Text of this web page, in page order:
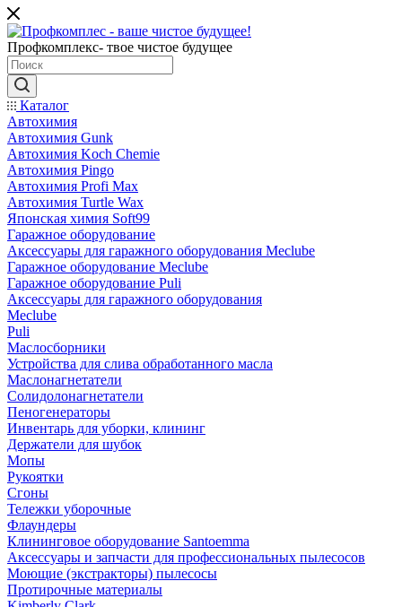
Профкомплекс- твое чистое будущее
Каталог
Автохимия
Автохимия Gunk
Автохимия Koch Chemie
Автохимия Pingo
Автохимия Profi Max
Автохимия Turtle Wax
Японская химия Soft99
Гаражное оборудование
Аксессуары для гаражного оборудования Meclube
Гаражное оборудование Meclube
Гаражное оборудование Puli
Аксессуары для гаражного оборудования
Meclube
Puli
Маслосборники
Устройства для слива обработанного масла
Маслонагнетатели
Солидолонагнетатели
Пеногенераторы
Инвентарь для уборки, клининг
Держатели для шубок
Мопы
Рукоятки
Сгоны
Тележки уборочные
Флаундеры
Клининговое оборудование Santoemma
Аксессуары и запчасти для профессиональных пылесосов
Моющие (экстракторы) пылесосы
Протирочные материалы